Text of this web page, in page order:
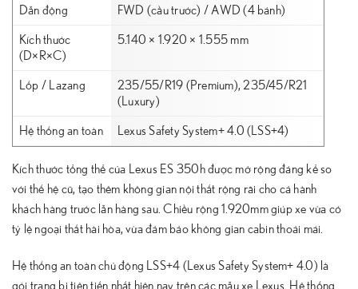
Dẫn động FWD (cầu trước) / AWD (4 bánh)
Kích thước
(D×R×C)
5.140 × 1.920 × 1.555 mm
Lốp / Lazang
235/55/R19 (Premium), 235/45/R21
(Luxury)
Hệ thống an toàn Lexus Safety System+ 4.0 (LSS+4)
Kích thước tổng thể của Lexus ES 350h được mở rộng đáng kể so
với thế hệ cũ, tạo thêm không gian nội thất rộng rãi cho cả hành
khách hàng trước lẫn hàng sau. Chiều rộng 1.920mm giúp xe vừa có
tỷ lệ ngoại thất hài hòa, vừa đảm bảo không gian cabin thoải mái.
Hệ thống an toàn chủ động LSS+4 (Lexus Safety System+ 4.0) là
gói trang bị tiên tiến nhất hiện nay trên các mẫu xe Lexus. Hệ thống